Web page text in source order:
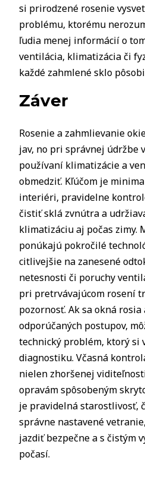
si prirodzené rosenie
problému, ktorému
ľudia menej informácií o
ventilácia, klimatizácia či
každé zahmlené sklo
Záver
Rosenie a zahmlievanie
jav, no pri správnej údržbe
používaní klimatizácie a
obmedziť. Kľúčom je
interiéri, pravidelne
čistiť sklá zvnútra a
klimatizáciu aj počas zimy.
ponúkajú pokročilé
citlivejšie na zanesené
netesnosti či poruchy
pri pretrvávajúcom rosení
pozornosť. Ak sa okná
odporúčaných postupov,
technický problém, ktorý si
diagnostiku. Včasná
nielen zhoršenej
opravám spôsobeným
je pravidelná starostlivosť,
správne nastavené
jazdiť bezpečne a s čistým
počasí.